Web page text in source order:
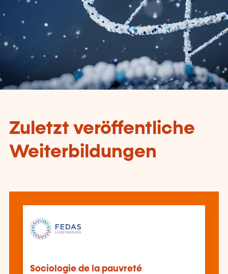
Zuletzt veröffentliche
Weiterbildungen
Sociologie de la pauvreté